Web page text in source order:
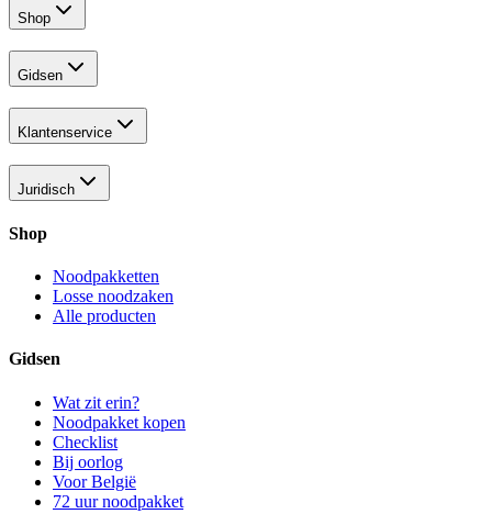
Shop
Gidsen
Klantenservice
Juridisch
Shop
Noodpakketten
Losse noodzaken
Alle producten
Gidsen
Wat zit erin?
Noodpakket kopen
Checklist
Bij oorlog
Voor België
72 uur noodpakket